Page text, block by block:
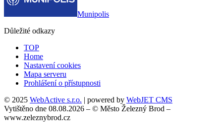
Munipolis
Důležité odkazy
TOP
Home
Nastavení cookies
Mapa serveru
Prohlášení o přístupnosti
© 2025 WebActive s.r.o. | powered by WebJET CMS
Vytištěno dne 08.08.2026 – © Město Železný Brod –
www.zeleznybrod.cz